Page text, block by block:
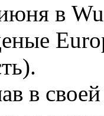
в
в